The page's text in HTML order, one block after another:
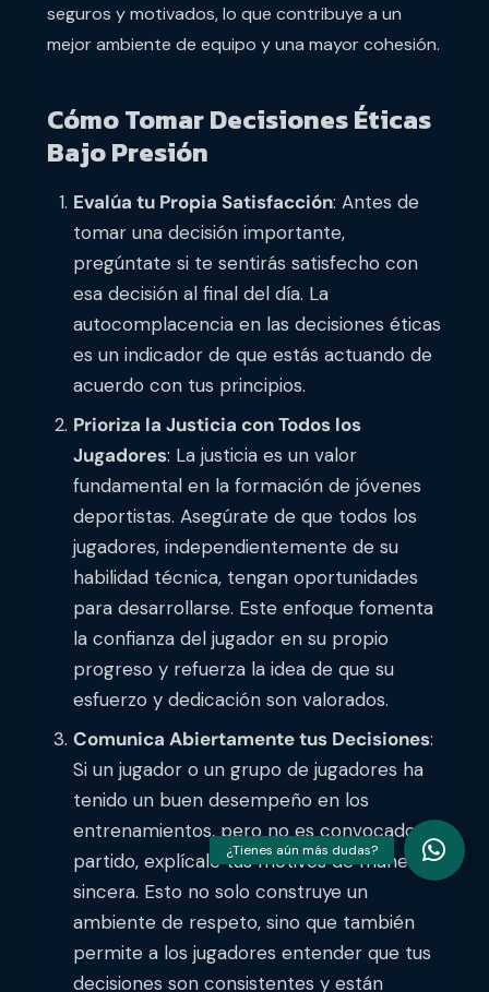
seguros y motivados, lo que contribuye a un
mejor ambiente de equipo y una mayor cohesión.
Cómo Tomar Decisiones Éticas
Bajo Presión
Evalúa tu Propia Satisfacción: Antes de
tomar una decisión importante,
pregúntate si te sentirás satisfecho con
esa decisión al final del día. La
autocomplacencia en las decisiones éticas
es un indicador de que estás actuando de
acuerdo con tus principios.
Prioriza la Justicia con Todos los
Jugadores: La justicia es un valor
fundamental en la formación de jóvenes
deportistas. Asegúrate de que todos los
jugadores, independientemente de su
habilidad técnica, tengan oportunidades
para desarrollarse. Este enfoque fomenta
la confianza del jugador en su propio
progreso y refuerza la idea de que su
esfuerzo y dedicación son valorados.
Comunica Abiertamente tus Decisiones:
Si un jugador o un grupo de jugadores ha
tenido un buen desempeño en los
entrenamientos, pero no es convocado al
partido, explícale tus motivos de manera
sincera. Esto no solo construye un
ambiente de respeto, sino que también
permite a los jugadores entender que tus
decisiones son consistentes y están